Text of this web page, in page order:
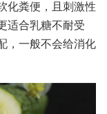
化粪便，且刺激性
适合乳糖不耐受
，一般不会给消化